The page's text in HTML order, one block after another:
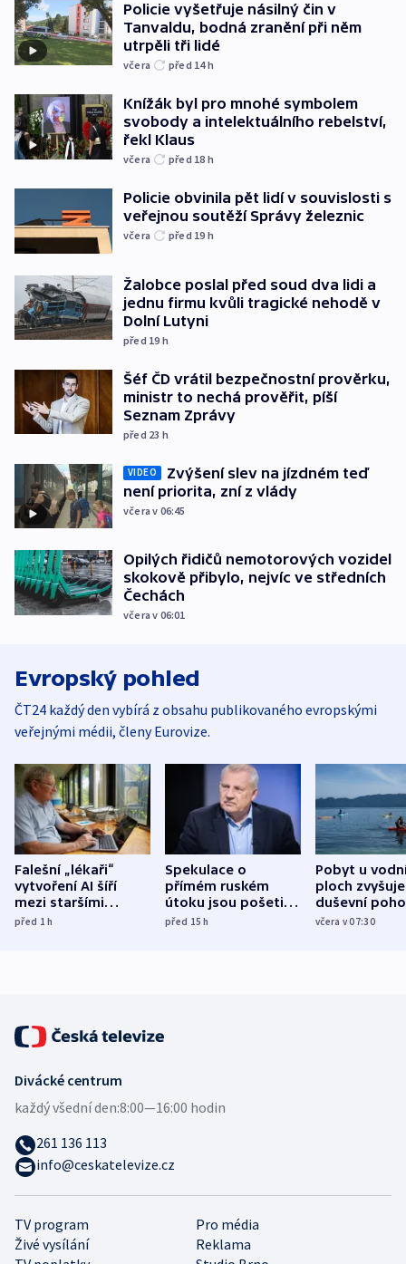
Policie vyšetřuje násilný čin v
Tanvaldu, bodná zranění při něm
utrpěli tři lidé
včera před 14h
Knížák byl pro mnohé symbolem
svobody a intelektuálního rebelství,
řekl Klaus
včera před 18 h
Policie obvinila pět lidí v souvislosti s
veřejnou soutěží Správy železnic
včera před 19 h
Žalobce poslal před soud dva lidi a
jednu firmu kvůli tragické nehodě v
Dolní Lutyni
před 19 h
Šéf ČD vrátil bezpečnostní prověrku,
ministr to nechá prověřit, píší
Seznam Zprávy
před 23 h
VIDEO
Zvýšení slev na jízdném teď
není priorita, zní z vlády
včera v 06:45
Opilých řidičů nemotorových vozidel
skokově přibylo, nejvíc ve středních
Čechách
včera v 06:01
Evropský pohled
ČT24 každý den vybírá z obsahu publikovaného evropskými
veřejnými médii, členy Eurovize.
Falešní „lékaři“
vytvoření AI šíří
mezi staršími
Poláky nebezpečné
před 1h
Spekulace o
přímém ruském
útoku jsou pošetilé,
míní estonský
před 15h
Pobyt u
ploch zvyšuje
duševní
ukázala
včera v 07:30
TV program
Pro média
Živé vysílání
Reklama
Divácké centrum
každý všední den:8:00—16:00 hodin
261 136 113
info@ceskatelevize.cz